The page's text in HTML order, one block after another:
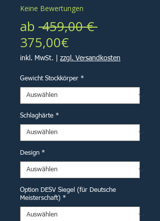
Keine Bewertungen
ab 459,00 €
375,00€Sale-
Preis
inkl. MwSt. zzgl. Versandkosten
Gewicht Stockkörper *
Schlaghärte *
Design *
Option DESV Siegel (für Deutsche
Meisterschaft) *